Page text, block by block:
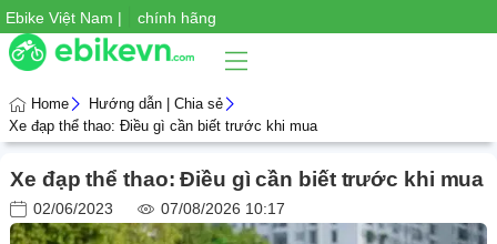
Ebike Việt Nam | Xe đạp trợ lực
Home
Hướng dẫn | Chia sẻ
Xe đạp thể thao: Điều gì cần biết trước khi mua
Xe đạp thể thao: Điều gì cần biết trước khi mua
02/06/2023 07/08/2026 10:17